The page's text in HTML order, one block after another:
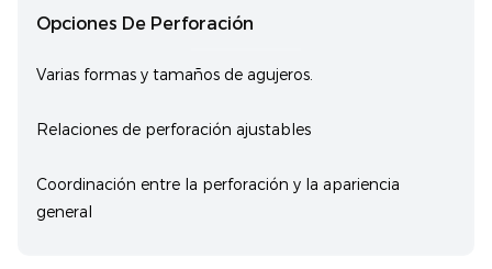
Opciones De Perforación
Varias formas y tamaños de agujeros.
Relaciones de perforación ajustables
Coordinación entre la perforación y la apariencia
general